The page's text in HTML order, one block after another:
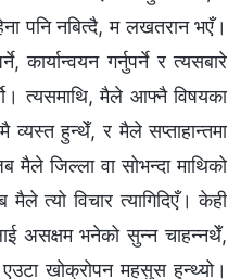
पनि नबित्दै, म लखतरान भएँ।
कार्यान्वयन गर्नुपर्ने र त्यसबारे
त्यसमाथि, मैले आफ्नै विषयका
व्यस्त हुन्थेँ, र मैले सप्ताहान्तमा
मैले जिल्ला वा सोभन्दा माथिको
त्यो विचार त्यागिदिएँ। केही
असक्षम भनेको सुन्न चाहन्नथेँ,
खोक्रोपन महसुस हुन्थ्यो।